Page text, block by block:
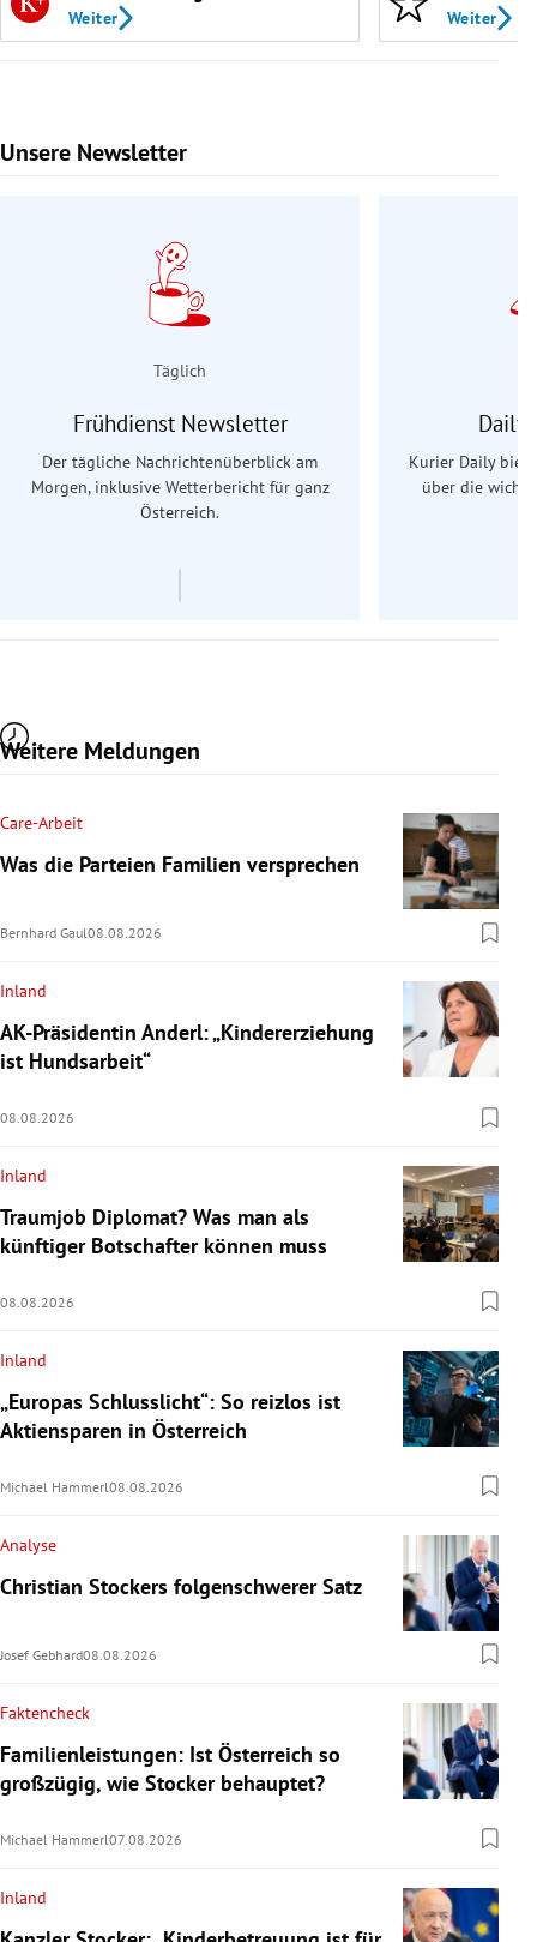
Weiter Weiter
Unsere Newsletter
Slide 1 von 9
Täglich
Frühdienst Newsletter
Der tägliche Nachrichtenüberblick am
Morgen, inklusive Wetterbericht für ganz
Österreich.
Daily
Kurier Daily
über die
Weitere Meldungen
Care-Arbeit
Was die Parteien Familien versprechen
Bernhard Gaul08.08.2026
Inland
AK-Präsidentin Anderl: „Kindererziehung
ist Hundsarbeit“
08.08.2026
Inland
Traumjob Diplomat? Was man als
künftiger Botschafter können muss
08.08.2026
Inland
„Europas Schlusslicht“: So reizlos ist
Aktiensparen in Österreich
Michael Hammerl08.08.2026
Analyse
Christian Stockers folgenschwerer Satz
Josef Gebhard08.08.2026
Faktencheck
Familienleistungen: Ist Österreich so
großzügig, wie Stocker behauptet?
Michael Hammerl07.08.2026
Inland